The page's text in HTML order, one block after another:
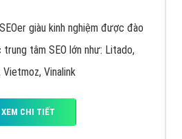
giàu kinh nghiệm được đào
tâm SEO lớn như: Litado,
Vietmoz, Vinalink
XEM CHI TIẾT